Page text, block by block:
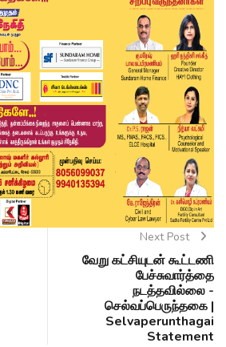
Next Post
வேறு கட்சியுடன் கூட்டணி
பேச்சுவார்த்தை
நடத்தவில்லை -
செல்வப்பெருந்தகை |
Selvaperunthagai
Statement